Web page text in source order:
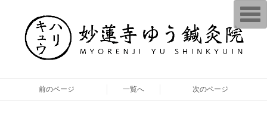
前のページ 一覧へ 次のページ
T
o
g
g